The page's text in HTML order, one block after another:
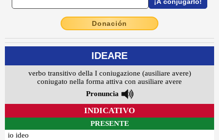
Donación
IDEARE
verbo transitivo della I coniugazione (ausiliare avere)
coniugato nella forma attiva con ausiliare avere
Pronuncia
INDICATIVO
PRESENTE
io ideo